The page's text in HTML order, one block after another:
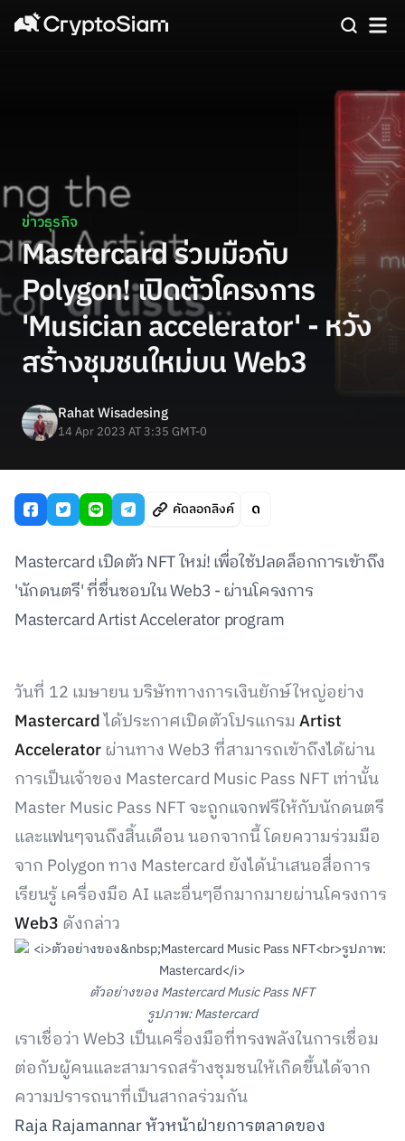
ข่าวธุรกิจ
Mastercard ร่วมมือกับ
Polygon! เปิดตัวโครงการ
'Musician accelerator' - หวัง
สร้างชุมชนใหม่บน Web3
Rahat Wisadesing
14 Apr 2023 AT 3:35 GMT-0
คัดลอกลิงค์
Mastercard เปิดตัว NFT ใหม่! เพื่อใช้ปลดล็อกการเข้าถึง
'นักดนตรี' ที่ชื่นชอบใน Web3 - ผ่านโครงการ
Mastercard Artist Accelerator program
วันที่ 12 เมษายน บริษัททางการเงินยักษ์ใหญ่อย่าง
Mastercardได้ประกาศเปิดตัวโปรแกรม Artist
Accelerator ผ่านทาง Web3 ที่สามารถเข้าถึงได้ผ่าน
การเป็นเจ้าของ Mastercard Music Pass NFT เท่านั้น
Master Music Pass NFT จะถูกแจกฟรีให้กับนักดนตรี
และแฟนๆจนถึงสิ้นเดือน นอกจากนี้ โดยความร่วมมือ
จาก Polygon ทาง Mastercard ยังได้นำเสนอสื่อการ
เรียนรู้ เครื่องมือ AI และอื่นๆอีกมากมายผ่านโครงการ
Web3 ดังกล่าว
ตัวอย่างของ Mastercard Music Pass NFT
รูปภาพ: Mastercard
เราเชื่อว่า Web3 เป็นเครื่องมือที่ทรงพลังในการเชื่อม
ต่อกับผู้คนและสามารถสร้างชุมชนให้เกิดขึ้นได้จาก
ความปรารถนาที่เป็นสากลร่วมกัน
Raja Rajamannar หัวหน้าฝ่ายการตลาดของ